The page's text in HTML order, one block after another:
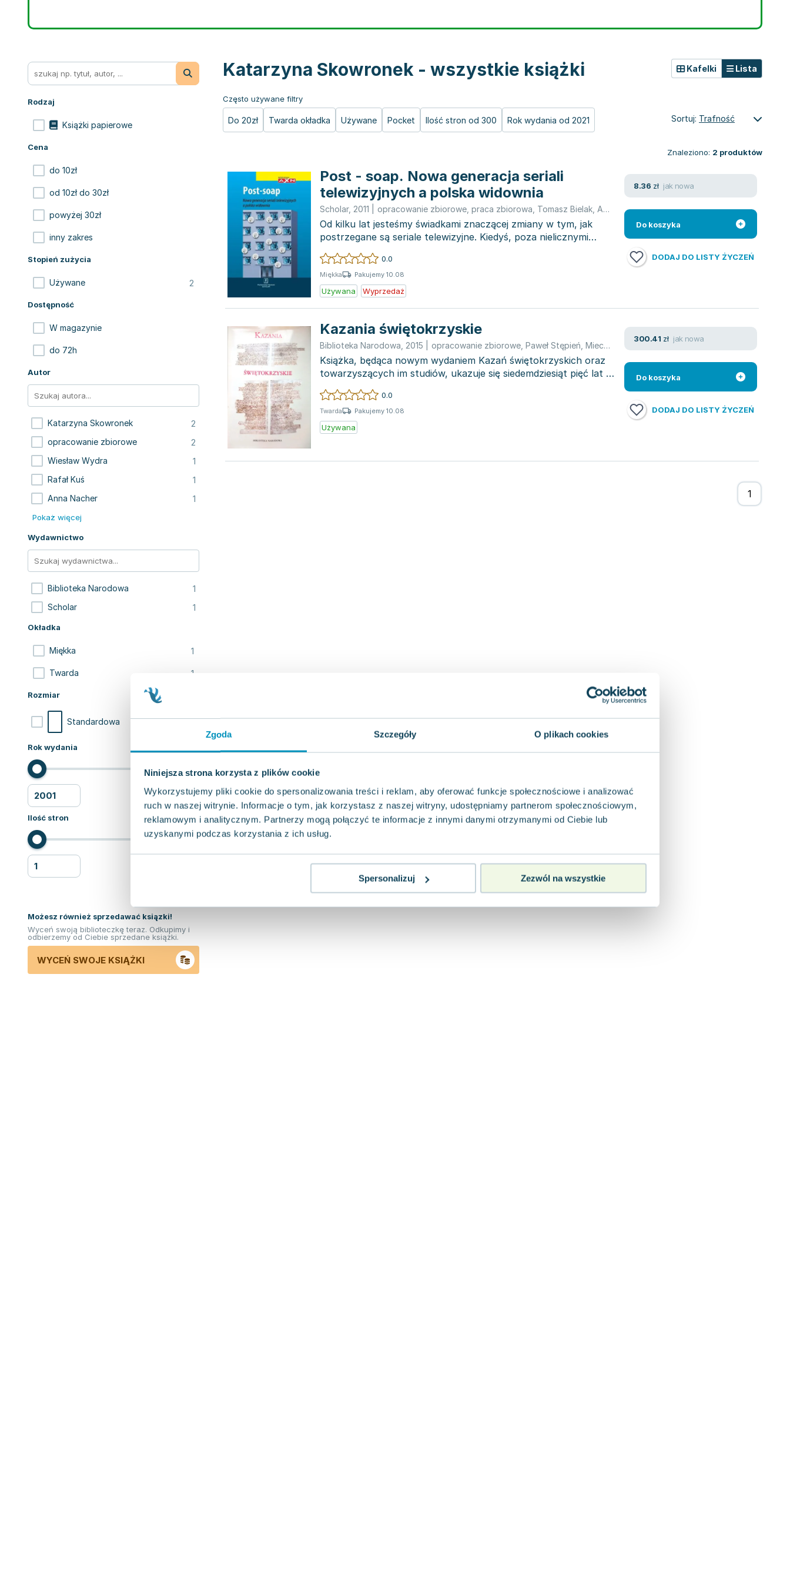
Zgoda Szczegóły O plikach cookies
Niniejsza strona korzysta z plików cookie
Wykorzystujemy pliki cookie do spersonalizowania treści i reklam, aby oferować funkcje społecznościowe i analizować
ruch w naszej witrynie. Informacje o tym, jak korzystasz z naszej witryny, udostępniamy partnerom społecznościowym,
reklamowym i analitycznym. Partnerzy mogą połączyć te informacje z innymi danymi otrzymanymi od Ciebie lub
uzyskanymi podczas korzystania z ich usług.
Spersonalizuj Zezwól na wszystkie
Rodzaj
Książki papierowe
Cena
do 10zł
od 10zł do 30zł
powyżej 30zł
inny zakres
Stopień zużycia
Używane 2
Dostępność
W magazynie
do 72h
Autor
Katarzyna Skowronek 2
opracowanie zbiorowe 2
Wiesław Wydra 1
Rafał Kuś 1
Anna Nacher 1
Pokaż więcej
Wydawnictwo
Biblioteka Narodowa 1
Scholar 1
Okładka
Miękka 1
Twarda 1
Rozmiar
Standardowa 2
Rok wydania
Ilość stron
Możesz również sprzedawać ksiązki!
Wyceń swoją biblioteczkę teraz. Odkupimy i
odbierzemy od Ciebie sprzedane książki.
WYCEŃ SWOJE KSIĄŻKI
Katarzyna Skowronek - wszystkie książki
Często używane filtry
Do 20zł Twarda okładka Używane Pocket Ilość stron od 300 Rok wydania od 2021
Kafelki Lista
Sortuj: Trafność
Znaleziono: 2 produktów
Post - soap. Nowa generacja seriali
telewizyjnych a polska widownia
Scholar, 2011 opracowanie zbiorowe praca zbiorowa Tomasz Bielak Anna Ciechanowska ,Aleksandra Drzał-Sierocka
Od kilku lat jesteśmy świadkami znaczącej zmiany w tym, jak
postrzegane są seriale telewizyjne. Kiedyś, poza nielicznymi
wyjątkami...
0.0
Miękka Pakujemy 10.08
Używana Wyprzedaż
8.36 zł jak nowa
Do koszyka
DODAJ DO LISTY ŻYCZEŃ
Kazania świętokrzyskie
Biblioteka Narodowa 2015 opracowanie zbiorowe Paweł Stępień Mieczysław Mejor Tomasz Mika Katarzyna
Książka, będąca nowym wydaniem Kazań świętokrzyskich oraz
towarzyszących im studiów, ukazuje się siedemdziesiąt pięć lat po
premie...
0.0
Twarda Pakujemy 10.08
Używana
300.41 zł jak nowa
Do koszyka
DODAJ DO LISTY ŻYCZEŃ